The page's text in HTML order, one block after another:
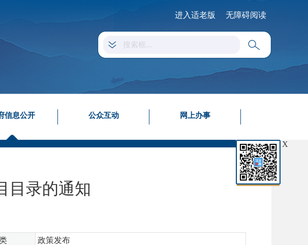
进入适老版 无障碍阅读
信息公开 公众互动 网上办事
X
目录的通知
政策发布